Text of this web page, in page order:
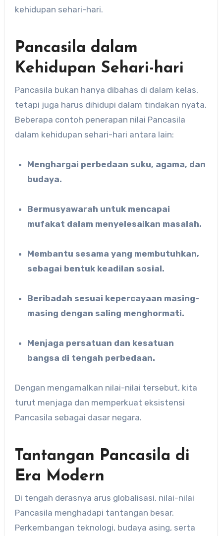
kehidupan sehari-hari.
Pancasila dalam
Kehidupan Sehari-hari
Pancasila bukan hanya dibahas di dalam kelas,
tetapi juga harus dihidupi dalam tindakan nyata.
Beberapa contoh penerapan nilai Pancasila
dalam kehidupan sehari-hari antara lain:
Menghargai perbedaan suku, agama, dan
budaya.
Bermusyawarah untuk mencapai
mufakat dalam menyelesaikan masalah.
Membantu sesama yang membutuhkan,
sebagai bentuk keadilan sosial.
Beribadah sesuai kepercayaan masing-
masing dengan saling menghormati.
Menjaga persatuan dan kesatuan
bangsa di tengah perbedaan.
Dengan mengamalkan nilai-nilai tersebut, kita
turut menjaga dan memperkuat eksistensi
Pancasila sebagai dasar negara.
Tantangan Pancasila di
Era Modern
Di tengah derasnya arus globalisasi, nilai-nilai
Pancasila menghadapi tantangan besar.
Perkembangan teknologi, budaya asing, serta